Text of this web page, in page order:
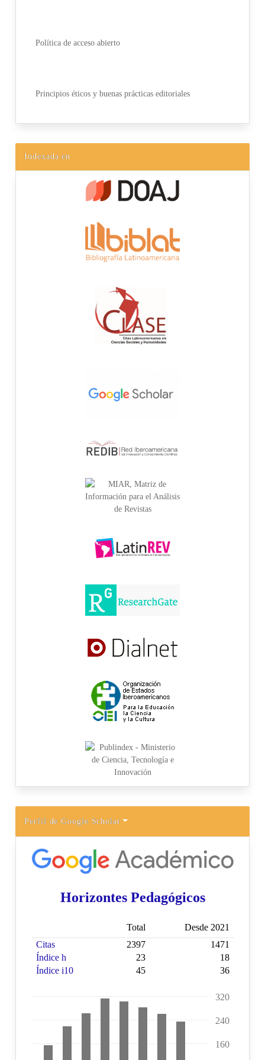
Política de acceso abierto
Principios éticos y buenas prácticas editoriales
Indexada en
Perfil de Google Scholar